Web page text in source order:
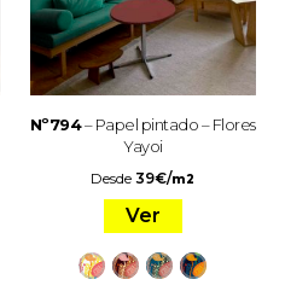
Nº794– Papel pintado – Flores
Yayoi
Desde39€/m2
Ver